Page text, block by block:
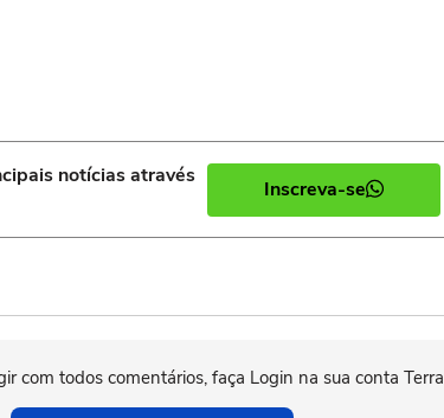
notícias através
Inscreva-se
com todos comentários, faça Login na sua conta Terra